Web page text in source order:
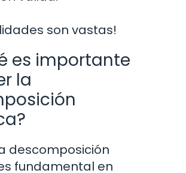
son vastas!
es importante
la
descomposición
fundamental en